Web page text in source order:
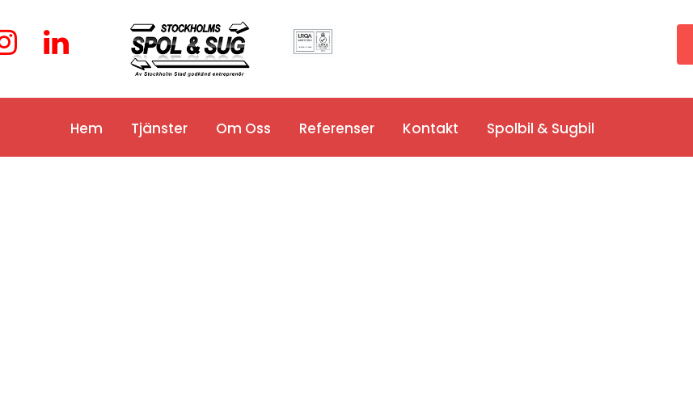
Hem Tjänster Om Oss Referenser Kontakt Spolbil & Sugbil